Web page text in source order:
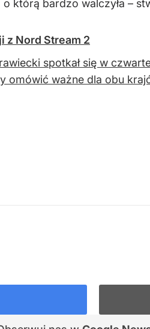
którą bardzo walczyła –
z Nord Stream 2
spotkał się w
omówić ważne dla obu